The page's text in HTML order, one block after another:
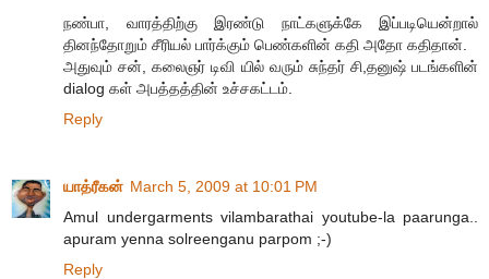
நண்பா, வாரத்திற்கு இரண்டு நாட்களுக்கே இப்படியென்றால்
தினந்தோறும் சீரியல் பார்க்கும் பெண்களின் கதி அதோ கதிதான்.
அதுவும் சன், கலைஞர் டிவி யில் வரும் சுந்தர் சி,தனுஷ் படங்களின்
dialog கள் அபத்தத்தின் உச்சகட்டம்.
Reply
யாத்ரீகன் March 5, 2009 at 10:01 PM
Amul undergarments vilambarathai youtube-la paarunga..
apuram yenna solreenganu parpom ;-)
Reply